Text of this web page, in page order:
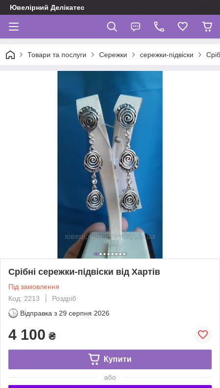
Ювелірний Делікатес
Товари та послуги Сережки сережки-підвіски
Срібні сережки-підвіски від Хартів
Під замовлення
Код: 2213
Роздріб
Відправка з 29 серпня 2026
4 100 ₴
Купити
або